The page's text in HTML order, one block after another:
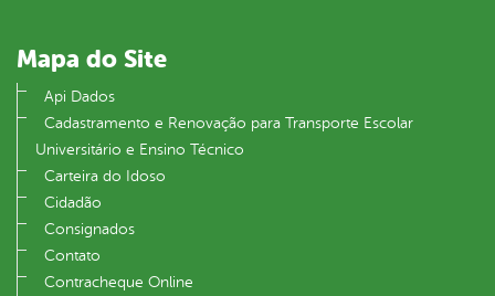
Mapa do Site
Api Dados
Cadastramento e Renovação para Transporte Escolar
Universitário e Ensino Técnico
Carteira do Idoso
Cidadão
Consignados
Contato
Contracheque Online